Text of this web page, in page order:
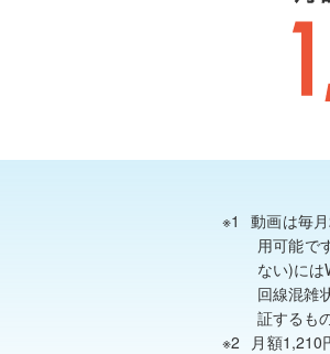
※1
動画は毎
用可能で
ない)に
回線混雑
証するも
※2
月額1,210